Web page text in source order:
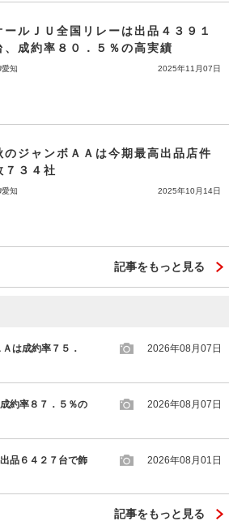
ールＪＵ全国リレーは出品４３９１
、成約率８０．５％の高実績
愛知 2025年11月07日
のジャンボＡＡは今期最高出品店件
７３４社
愛知 2025年10月14日
記事をもっと見る
は成約率７５．
2026年08月07日
約率８７．５％の
2026年08月07日
品６４２７台で飾
2026年08月01日
記事をもっと見る